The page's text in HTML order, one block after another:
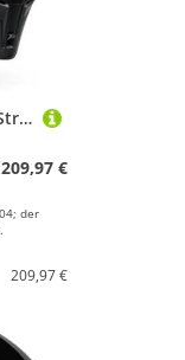
Bell - Lithium MIPS, Helme, Street, Matt Schwarz, L
209,97 €
der
209,97 €